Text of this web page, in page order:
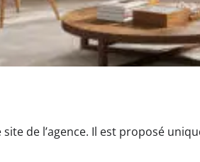
de l’agence. Il est proposé